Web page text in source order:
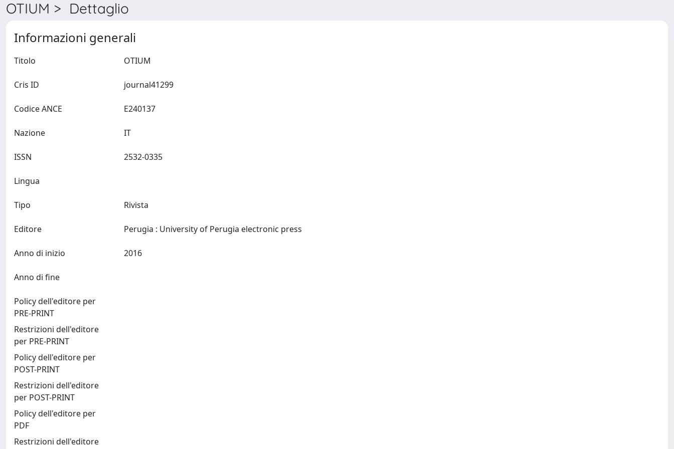
OTIUM > Dettaglio
Informazioni generali
Titolo
Cris ID
Codice ANCE
Nazione
ISSN
Lingua
Tipo Rivista
Editore
Anno di inizio
Anno di fine
Policy dell'editore per
PRE-PRINT
Restrizioni dell'editore
per PRE-PRINT
Policy dell'editore per
POST-PRINT
Restrizioni dell'editore
per POST-PRINT
Policy dell'editore per
PDF
Restrizioni dell'editore